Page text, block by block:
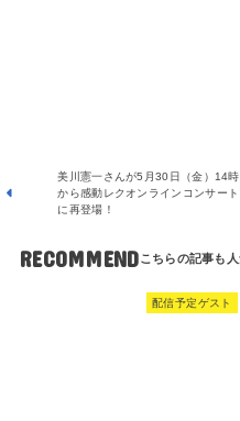
美川憲一さんが5月30日（金）14時
から感動レクオンラインコンサート
に再登場！
RECOMMEND
配信予定ゲスト